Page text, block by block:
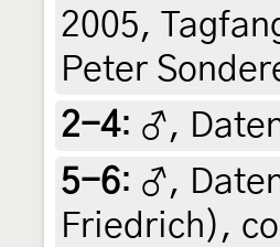
2005,
Peter
2-4: ♂,
5-6: ♂,
Friedrich),